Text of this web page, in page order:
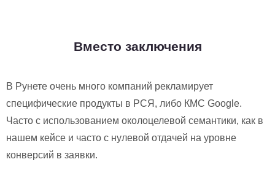
Вместо заключения
В Рунете очень много компаний рекламирует
специфические продукты в РСЯ, либо КМС Google.
Часто с использованием околоцелевой семантики, как в
нашем кейсе и часто с нулевой отдачей на уровне
конверсий в заявки.